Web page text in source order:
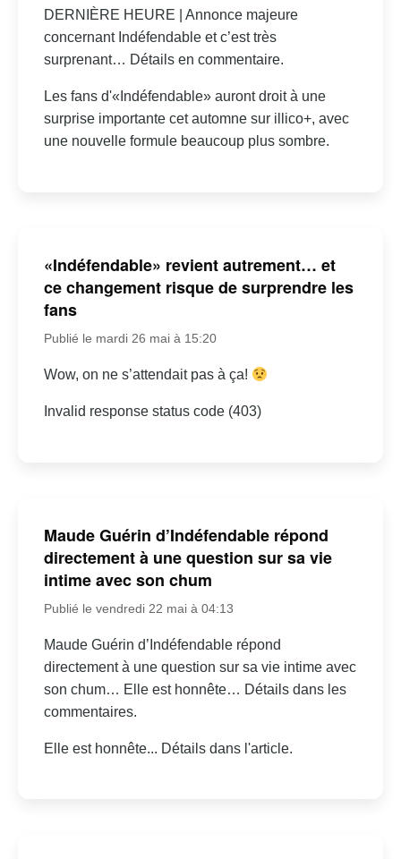
DERNIÈRE HEURE | Annonce majeure
concernant Indéfendable et c’est très
surprenant… Détails en commentaire.
Les fans d'«Indéfendable» auront droit à une
surprise importante cet automne sur illico+, avec
une nouvelle formule beaucoup plus sombre.
«Indéfendable» revient autrement… et
ce changement risque de surprendre les
fans
Publié le mardi 26 mai à 15:20
Wow, on ne s’attendait pas à ça!
Invalid response status code (403)
Maude Guérin d’Indéfendable répond
directement à une question sur sa vie
intime avec son chum
Publié le vendredi 22 mai à 04:13
Maude Guérin d’Indéfendable répond
directement à une question sur sa vie intime avec
son chum… Elle est honnête… Détails dans les
commentaires.
Elle est honnête... Détails dans l'article.